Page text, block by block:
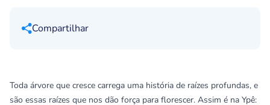
Compartilhar
Toda árvore que cresce carrega uma história de raízes profundas, e
são essas raízes que nos dão força para florescer. Assim é na Ypê: